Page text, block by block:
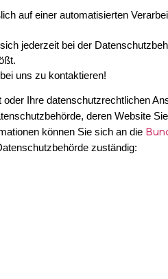
auf einer automatisierten
jederzeit bei der
uns zu kontaktieren!
Ihre datenschutzrechtlichen
deren Website
können Sie sich an die
zuständig: